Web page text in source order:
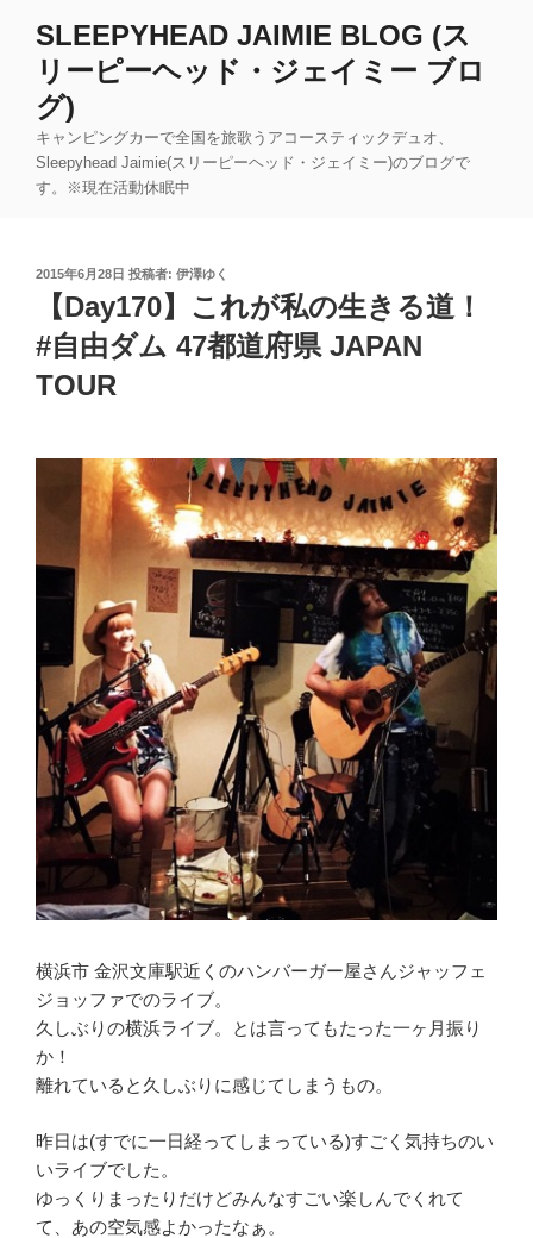
SLEEPYHEAD JAIMIE BLOG (ス
リーピーヘッド・ジェイミー ブロ
グ)
キャンピングカーで全国を旅歌うアコースティックデュオ、
Sleepyhead Jaimie(スリーピーヘッド・ジェイミー)のブログで
す。※現在活動休眠中
投
2015年6月28日 投稿者: 伊澤ゆく
【Day170】これが私の生きる道！
#自由ダム 47都道府県 JAPAN
TOUR
横浜市 金沢文庫駅近くのハンバーガー屋さんジャッフェ
ジョッファでのライブ。
久しぶりの横浜ライブ。とは言ってもたった一ヶ月振り
か！
離れていると久しぶりに感じてしまうもの。
昨日は(すでに一日経ってしまっている)すごく気持ちのい
いライブでした。
ゆっくりまったりだけどみんなすごい楽しんでくれて
て、あの空気感よかったなぁ。